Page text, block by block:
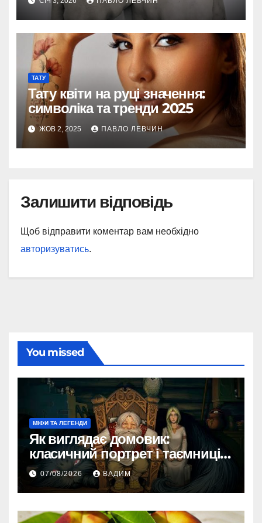
ТАТУ
Тату квіти на руці значення:
символіка та тренди 2025
ЖОВ 2, 2025 ПАВЛО ЛЕВЧИН
Залишити відповідь
Щоб відправити коментар вам необхідно
авторизуватись.
You missed
МІФИ ТА ЛЕГЕНДИ
Як виглядає домовик:
класичний портрет і таємниці
зовнішності
07/08/2026 ВАДИМ